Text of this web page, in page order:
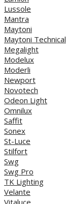
Lussole
Mantra
Maytoni
Maytoni Technical
Megalight
Modelux
Moderli
Newport
Novotech
Odeon Light
Omnilux
Saffit
Sonex
St-Luce
Stilfort
Swg
Swg Pro
TK Lighting
Velante
Vitaluce